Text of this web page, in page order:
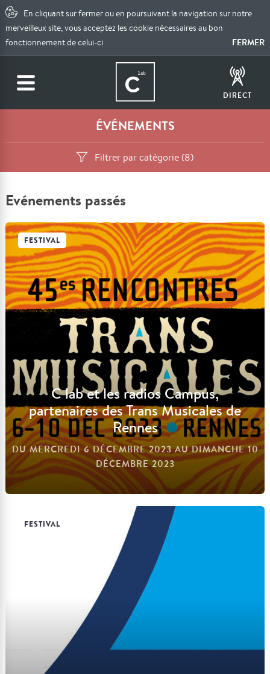
En cliquant sur fermer ou en poursuivant la navigation sur notre
merveilleux site, vous acceptez les cookie nécessaires au bon
fonctionnement de celui-ci
FERMER
DIRECT
ÉVÉNEMENTS
Filtrer par catégorie (8)
Evénements passés
C lab et les radios Campus,
partenaires des Trans Musicales de
Rennes
DU MERCREDI 6 DÉCEMBRE 2023 AU DIMANCHE 10
DÉCEMBRE 2023
Voir l'événement
FESTIVAL
FESTIVAL